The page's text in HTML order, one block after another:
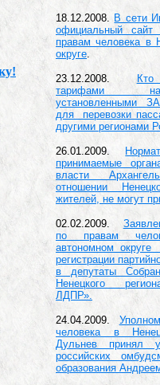
18.12.2008.
В сети
официальный сайт
правам человека в
округе
23.12.2008.
тарифами
установленными
для перевозки
другими регионами
26.01.2009.
принимаемые
власти
отношении
жителей, не могут
02.02.2009.
по правам
автономном
регистрации
в депутаты
Ненецкого
ЛДПР».
24.04.2009.
человека в
Дульнев принял
российских
образования